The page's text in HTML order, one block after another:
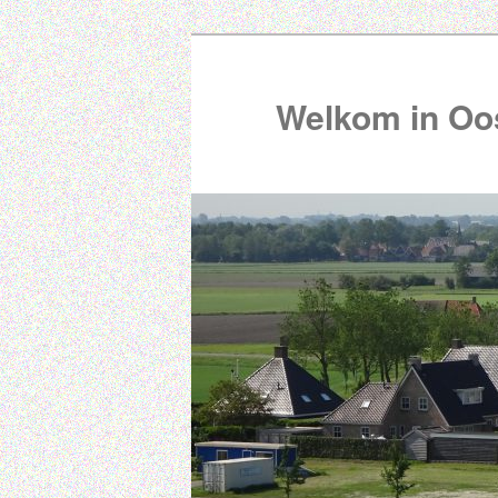
Welkom in
00:00
01:00
02:00
03:00